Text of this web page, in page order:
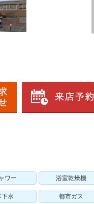
ワー 浴室乾燥機
下水 都市ガス